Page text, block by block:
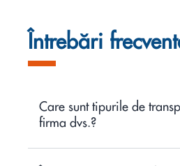
Întrebări
Care sunt tipurile de
firma dvs.?